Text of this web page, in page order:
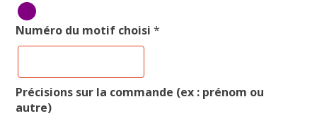
Numéro du motif choisi *
Précisions sur la commande (ex : prénom ou
autre)